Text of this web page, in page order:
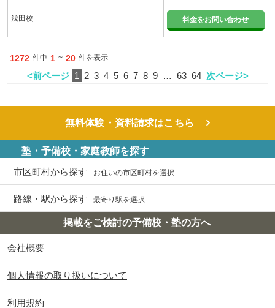
浅田校 料金をお問い合わせ
1272 件中 1 ~ 20 件を表示
<前ページ 1 2 3 4 5 6 7 8 9 … 63 64 次ページ>
無料体験・資料請求はこちら
塾・予備校・家庭教師を探す
市区町村から探す お住いの市区町村を選択
路線・駅から探す 最寄り駅を選択
掲載をご検討の予備校・塾の方へ
会社概要
個人情報の取り扱いについて
利用規約